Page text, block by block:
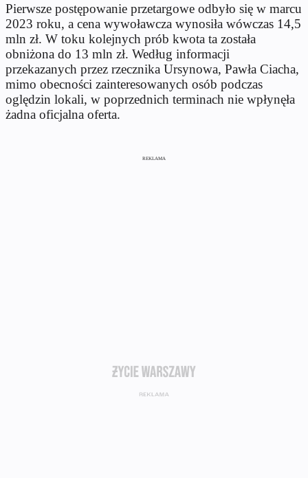
Pierwsze postępowanie przetargowe odbyło się w marcu
2023 roku, a cena wywoławcza wynosiła wówczas 14,5
mln zł. W toku kolejnych prób kwota ta została
obniżona do 13 mln zł. Według informacji
przekazanych przez rzecznika Ursynowa, Pawła Ciacha,
mimo obecności zainteresowanych osób podczas
oględzin lokali, w poprzednich terminach nie wpłynęła
żadna oficjalna oferta.
REKLAMA